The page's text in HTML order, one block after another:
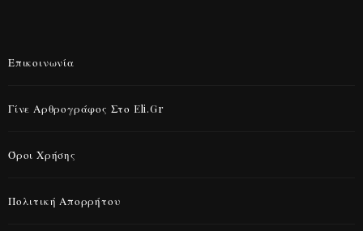
Επικοινωνία
Γίνε Αρθρογράφος Στο Eli.gr
Όροι Χρήσης
Πολιτική Απορρήτου